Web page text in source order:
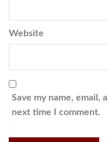
Website
Save my name, email,
next time I comment.